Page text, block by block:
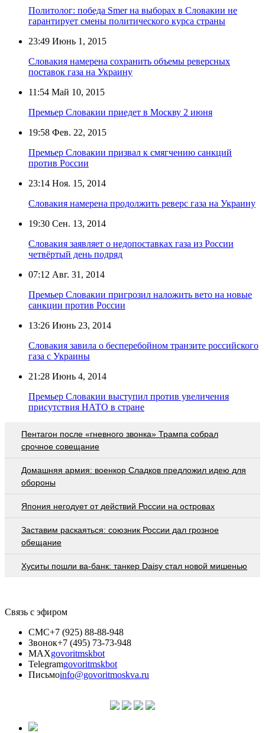
Политолог: победа Smer на выборах в Словакии не
гарантирует смены политического курса страны
23:49 Июнь 1, 2015
Словакия намерена сохранить объемы реверсных
поставок газа на Украину
11:54 Май 10, 2015
Премьер Словакии приедет в Москву 2 июня
19:58 Фев. 22, 2015
Премьер Словакии призвал к смягчению санкций
против России
23:14 Ноя. 15, 2014
Словакия намерена продолжить реверс газа на Украину
19:30 Сен. 13, 2014
Словакия заявляет о недопоставках газа из России
четвёртый день подряд
07:12 Авг. 31, 2014
Премьер Словакии пригрозил наложить вето на новые
санкции против России
13:26 Июнь 23, 2014
Словакия завила о бесперебойном транзите российского
газа с Украины
21:28 Июнь 4, 2014
Премьер Словакии выступил против увеличения
присутствия НАТО в стране
Пентагон после «гневного звонка» Трампа собрал
срочное совещание
Домашняя армия: военкор Сладков предложил идею для
обороны
Япония негодует от действий России на островах
Заставим раскаяться: союзник России дал грозное
обещание
Хуситы пошли ва-банк: танкер Daisy стал новой мишенью
Связь с эфиром
СМС+7 (925) 88-88-948
Звонок+7 (495) 73-73-948
MAXgovoritmskbot
Telegramgovoritmskbot
Письмоinfo@govoritmoskva.ru